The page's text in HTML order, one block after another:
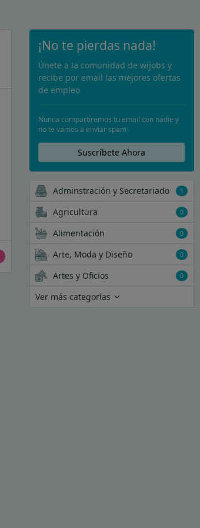
¡No te pierdas nada!
Únete a la comunidad de wijobs y
recibe por email las mejores ofertas
de empleo
Nunca compartiremos tu email con nadie y
no te vamos a enviar spam
Suscríbete Ahora
Adminstración y Secretariado 1
Agricultura 0
Alimentación 0
Arte, Moda y Diseño 0
Artes y Oficios 0
Ver más categorías